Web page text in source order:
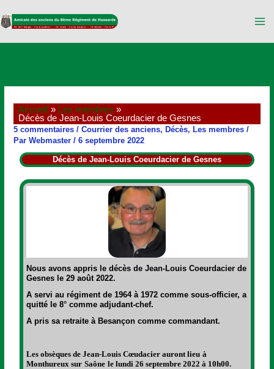
au
contenu
Accueil
Les membres
Décès de Jean-Louis Coeurdacier de Gesnes
5 commentaires /Courrier des anciens, Décès, Les membres /
ParWebmaster/6 septembre 2022
Décès de Jean-Louis Coeurdacier de Gesnes
Nous avons appris le décès deJean-Louis Coeurdacier de
Gesnes le 29 août 2022.
A servi au régiment de 1964 à 1972 comme sous-officier, a
quitté le 8° comme adjudant-chef.
A pris sa retraite à Besançon comme commandant.
Les obsèques de Jean-Louis Cœudacier auront lieu à
Monthureux sur Saône le lundi 26 septembre 2022 à 10h00.